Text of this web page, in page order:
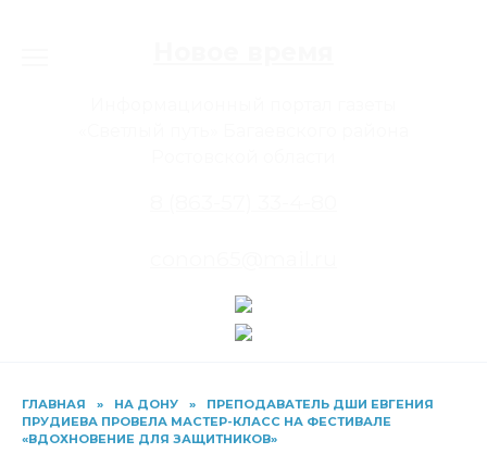
ГЛАВНАЯ » НА ДОНУ »
ПРЕПОДАВАТЕЛЬ ДШИ ЕВГЕНИЯ
ПРУДИЕВА ПРОВЕЛА МАСТЕР-КЛАСС НА ФЕСТИВАЛЕ
«ВДОХНОВЕНИЕ ДЛЯ ЗАЩИТНИКОВ»